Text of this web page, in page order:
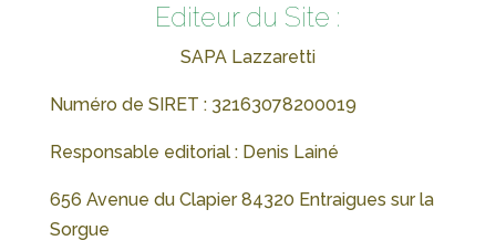
Editeur du Site :
SAPA Lazzaretti
Numéro de SIRET : 32163078200019
Responsable editorial : Denis Lainé
656 Avenue du Clapier 84320 Entraigues sur la
Sorgue